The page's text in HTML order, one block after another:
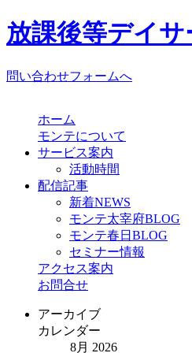
放課後等デイ
問い合わせフォームへ
ホーム
モンテについて
サービス案内
活動時間
配信記事
新着NEWS
モンテ太宰府BLOG
モンテ春日BLOG
セミナー情報
アクセス案内
お問合せ
アーカイブ
カレンダー
8月 2026